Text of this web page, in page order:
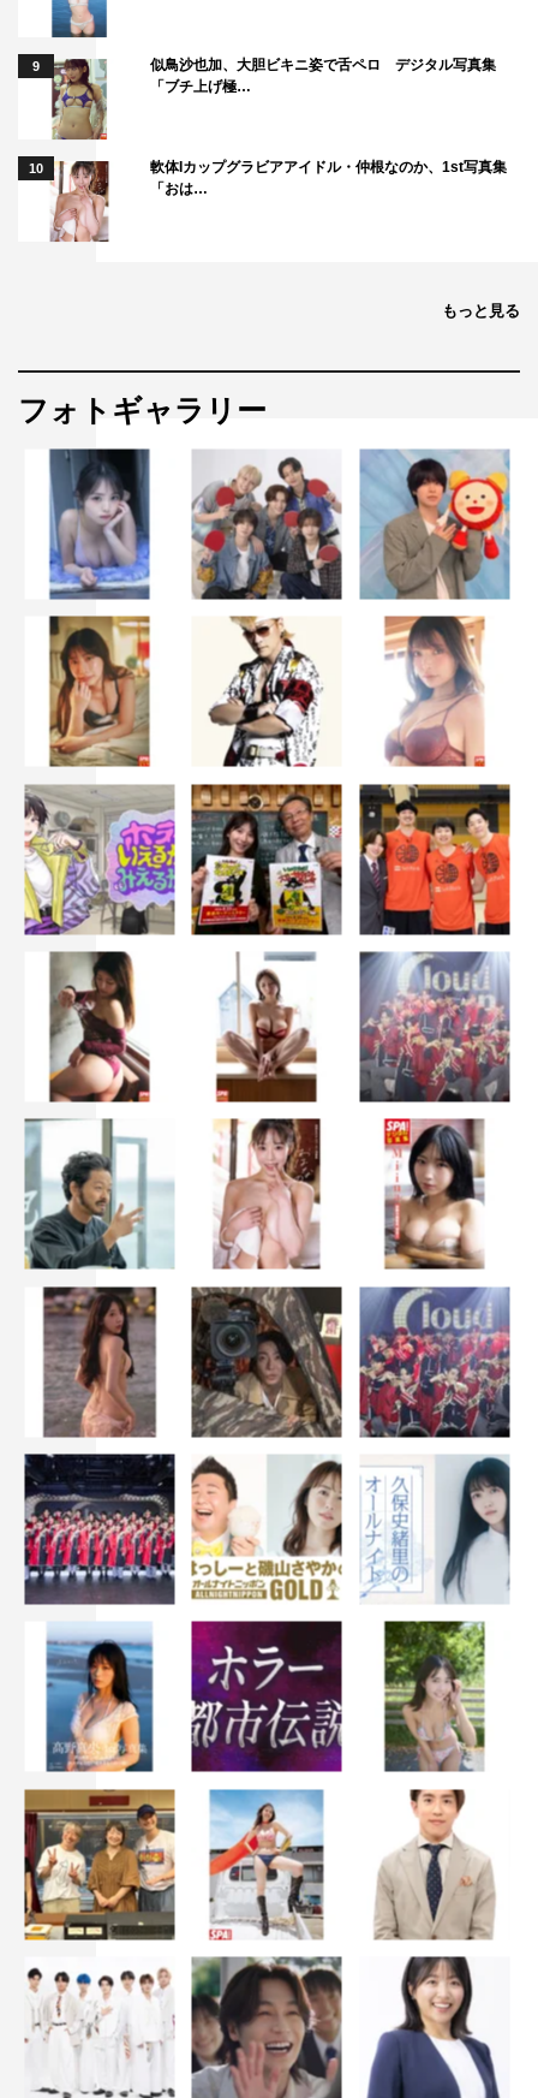
9
似鳥沙也加、大胆ビキニ姿で舌ペロ デジタル写真集
「ブチ上げ極…
10
軟体Iカップグラビアアイドル・仲根なのか、1st写真集
「おは…
もっと見る
フォトギャラリー